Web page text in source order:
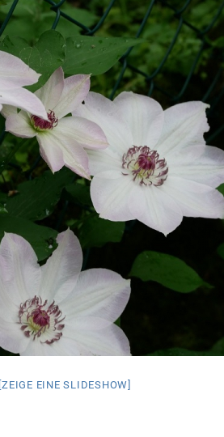
[ZEIGE EINE SLIDESHOW]